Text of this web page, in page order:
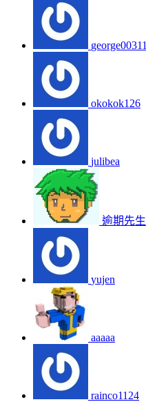
george00311
okokok126
julibea
逾期先生
yujen
aaaaa
rainco1124